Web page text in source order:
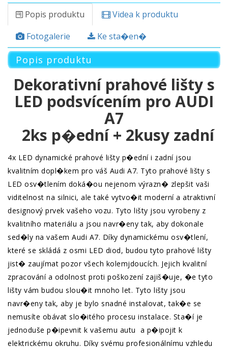
Popis produktu
Videa k produktu
Fotogalerie
Ke sta�en�
Popis produktu
Dekorativní prahové lišty s
LED podsvícením pro AUDI
A7
2ks p�ední + 2kusy zadní
4x LED dynamické prahové lišty p�ední i zadní jsou
kvalitním dopl�kem pro váš Audi A7. Tyto prahové lišty s
LED osv�tlením doká�ou nejenom výrazn� zlepšit vaši
viditelnost na silnici, ale také vytvo�it moderní a atraktivní
designový prvek vašeho vozu. Tyto lišty jsou vyrobeny z
kvalitního materiálu a jsou navr�eny tak, aby dokonale
sed�ly na vašem Audi A7. Díky dynamickému osv�tlení,
které se skládá z osmi LED diod, budou tyto prahové lišty
jist� zaujímat pozor všech kolemjdoucích. Jejich kvalitní
zpracování a odolnost proti poškození zajiš�uje, �e tyto
lišty vám budou slou�it mnoho let. Tyto lišty jsou
navr�eny tak, aby je bylo snadné instalovat, tak�e se
nemusíte obávat slo�itého procesu instalace. Sta�í je
jednoduše p�ipevnit k vašemu autu a p�ipojit k
elektrickému okruhu. Díky svému profesionálnímu vzhledu